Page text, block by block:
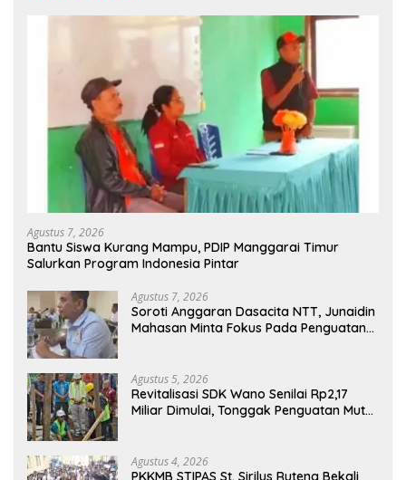
Agustus 7, 2026
Bantu Siswa Kurang Mampu, PDIP Manggarai Timur
Salurkan Program Indonesia Pintar
Agustus 7, 2026
Soroti Anggaran Dasacita NTT, Junaidin
Mahasan Minta Fokus Pada Penguatan
Agustus 5, 2026
Revitalisasi SDK Wano Senilai Rp2,17
Miliar Dimulai, Tonggak Penguatan Mutu
Agustus 4, 2026
PKKMB STIPAS St. Sirilus Ruteng Bekali